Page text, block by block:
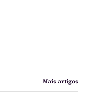
Mais artigos